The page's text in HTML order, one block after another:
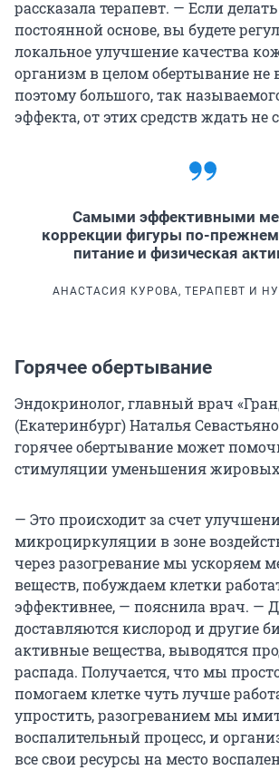
рассказала терапевт. — Если
постоянной основе, вы будете
локальное улучшение качества
организм в целом обертывание не
поэтому большого, так
эффекта, от этих средств ждать не
Самыми эффективными
коррекции фигуры по-
питание и физическая
АНАСТАСИЯ КУРОВА, ТЕРАПЕВТ И
Горячее обертывание
Эндокринолог, главный врач
(Екатеринбург) Наталья
горячее обертывание может
стимуляции уменьшения жировых
— Это происходит за счет
микроциркуляции в зоне
через разогревание мы ускоряем
веществ, побуждаем клетки
эффективнее, — пояснила врач. —
доставляются кислород и другие
активные вещества, выводятся
распада. Получается, что мы
помогаем клетке чуть лучше
упростить, разогреванием мы
воспалительный процесс, и
все свои ресурсы на место